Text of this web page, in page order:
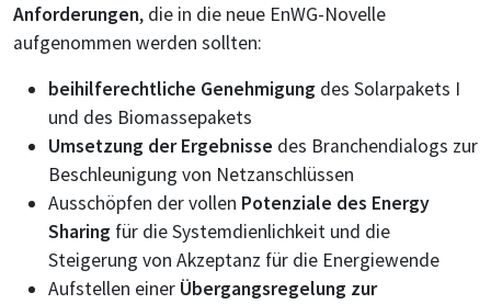
Anforderungen, die in die neue EnWG-Novelle
aufgenommen werden sollten:
beihilferechtliche Genehmigung des Solarpakets I
und des Biomassepakets
Umsetzung der Ergebnisse des Branchendialogs zur
Beschleunigung von Netzanschlüssen
Ausschöpfen der vollen Potenziale des Energy
Sharing für die Systemdienlichkeit und die
Steigerung von Akzeptanz für die Energiewende
Aufstellen einer Übergangsregelung zur